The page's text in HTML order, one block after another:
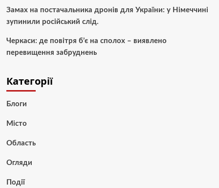
Замах на постачальника дронів для України: у Німеччині
зупинили російський слід.
Черкаси: де повітря б’є на сполох – виявлено
перевищення забруднень
Категорії
Блоги
Місто
Область
Огляди
Події